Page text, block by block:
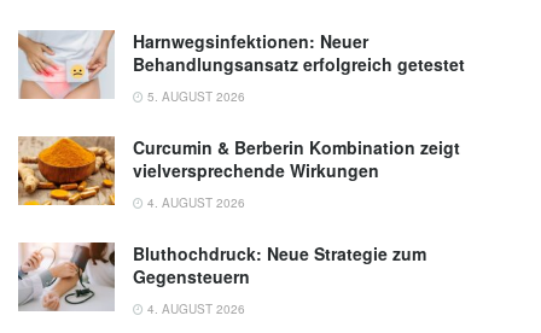
Harnwegsinfektionen: Neuer
Behandlungsansatz erfolgreich getestet
5. AUGUST 2026
Curcumin & Berberin Kombination zeigt
vielversprechende Wirkungen
4. AUGUST 2026
Bluthochdruck: Neue Strategie zum
Gegensteuern
4. AUGUST 2026